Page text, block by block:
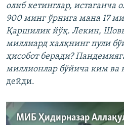
олиб кетинглар, истаганча
900 минг ўрнига мана 17
Қаршилик йўқ. Лекин,
миллиард халқнинг пули
ҳисобот беради?
миллионлар бўйича ким ва
дейди.